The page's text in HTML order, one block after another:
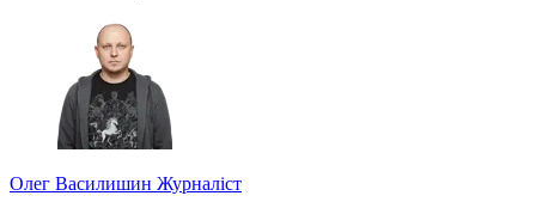
Олег Василишин Журналіст